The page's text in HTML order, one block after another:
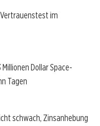
im
Dollar Space-
Tagen
schwach, Zinsanhebung